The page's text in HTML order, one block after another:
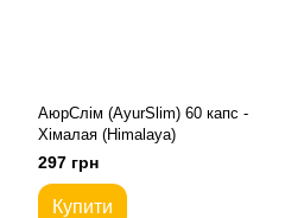
АюрСлім (AyurSlim) 60 капс -
Хімалая (Himalaya)
297 грн
Купити